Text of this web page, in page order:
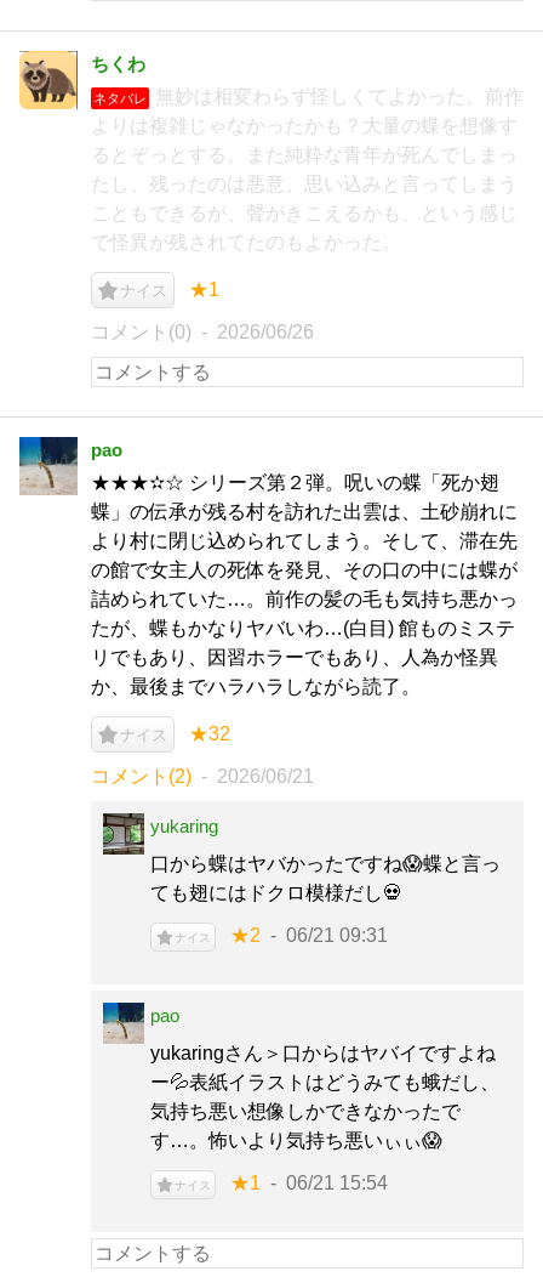
ちくわ
ネタバレ
無妙は相変わらず怪しくてよかった。前作
よりは複雑じゃなかったかも？大量の蝶を想像す
るとぞっとする。また純粋な青年が死んでしまっ
たし、残ったのは悪意。思い込みと言ってしまう
こともできるが、聲がきこえるかも、という感じ
で怪異が残されてたのもよかった。
ナイス ★1
コメント(0) 2026/06/26
pao
★★★✫☆ シリーズ第２弾。呪いの蝶「死か翅
蝶」の伝承が残る村を訪れた出雲は、土砂崩れに
より村に閉じ込められてしまう。そして、滞在先
の館で女主人の死体を発見、その口の中には蝶が
詰められていた…。前作の髪の毛も気持ち悪かっ
たが、蝶もかなりヤバいわ…(白目) 館ものミステ
リでもあり、因習ホラーでもあり、人為か怪異
か、最後までハラハラしながら読了。
ナイス ★32
コメント(2) 2026/06/21
yukaring
口から蝶はヤバかったですね😱蝶と言っ
ても翅にはドクロ模様だし💀
ナイス ★2 06/21 09:31
pao
yukaringさん＞口からはヤバイですよね
ー💦表紙イラストはどうみても蛾だし、
気持ち悪い想像しかできなかったで
す…。怖いより気持ち悪いぃぃ😱
ナイス ★1 06/21 15:54